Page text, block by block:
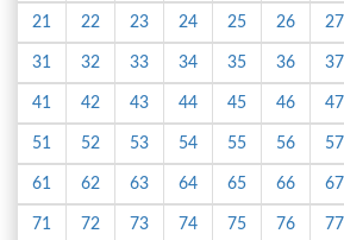
21 22 23 24 25 26 27
31 32 33 34 35 36 37
41 42 43 44 45 46 47
51 52 53 54 55 56 57
61 62 63 64 65 66 67
71 72 73 74 75 76 77